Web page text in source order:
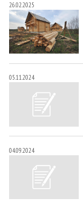
26.02.2025
05.11.2024
04.09.2024